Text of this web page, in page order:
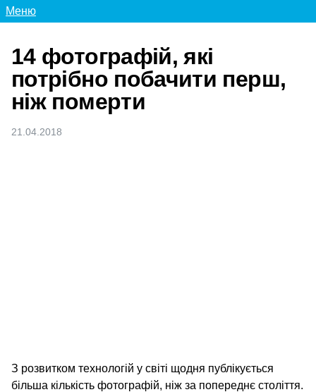
Меню
14 фотографій, які
потрібно побачити перш,
ніж померти
21.04.2018
З розвитком технологій у світі щодня публікується
більша кількість фотографій, ніж за попереднє століття.